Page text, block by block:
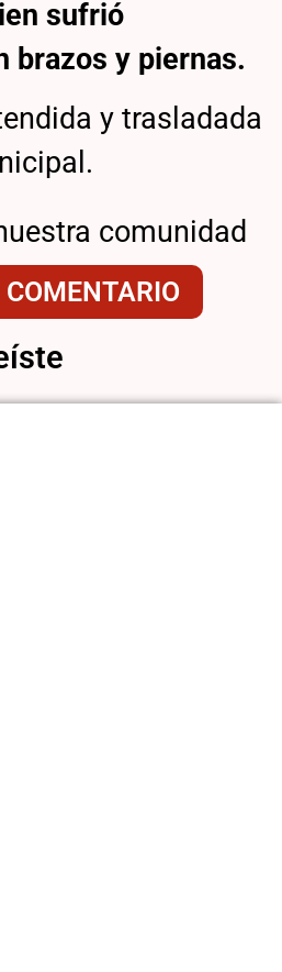
sufrió
brazos y piernas.
y trasladada
comunidad